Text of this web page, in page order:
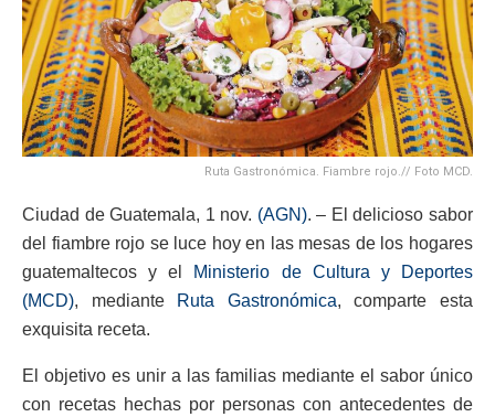
Ruta Gastronómica. Fiambre rojo.// Foto MCD.
Ciudad de Guatemala, 1 nov. (AGN). – El delicioso sabor
del fiambre rojo se luce hoy en las mesas de los hogares
guatemaltecos y el Ministerio de Cultura y Deportes
(MCD), mediante Ruta Gastronómica, comparte esta
exquisita receta.
El objetivo es unir a las familias mediante el sabor único
con recetas hechas por personas con antecedentes de